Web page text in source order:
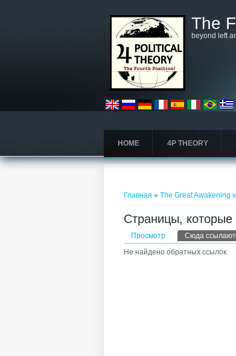
The
beyond left
HOME 4P THEORY
Главная »The Great Awakening
Страницы,
Главные
Просмотр Сюда
Не найдено обратных ссылок